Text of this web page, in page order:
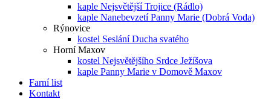
kaple Nejsvětější Trojice (Rádlo)
kaple Nanebevzetí Panny Marie (Dobrá Voda)
Rýnovice
kostel Seslání Ducha svatého
Horní Maxov
kostel Nejsvětějšího Srdce Ježíšova
kaple Panny Marie v Domově Maxov
Farní list
Kontakt